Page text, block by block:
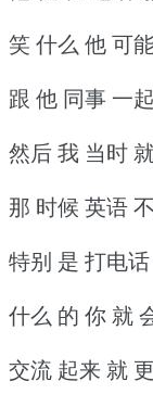
笑 什么 他 可
跟 他 同事 一起
然后 我 当时
那 时候 英语
特别 是 打电
什么 的 你 就
交流 起来 就